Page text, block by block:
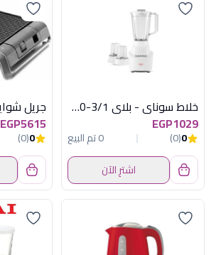
خلاط سوناي - بلاي 3/1-400 وات , 1.5 لتر , 3 سرعات MAR - 2300
EGP1029
0
(0)
0 تم البيع
اشترِ الآن
EGP5615
0
(0)